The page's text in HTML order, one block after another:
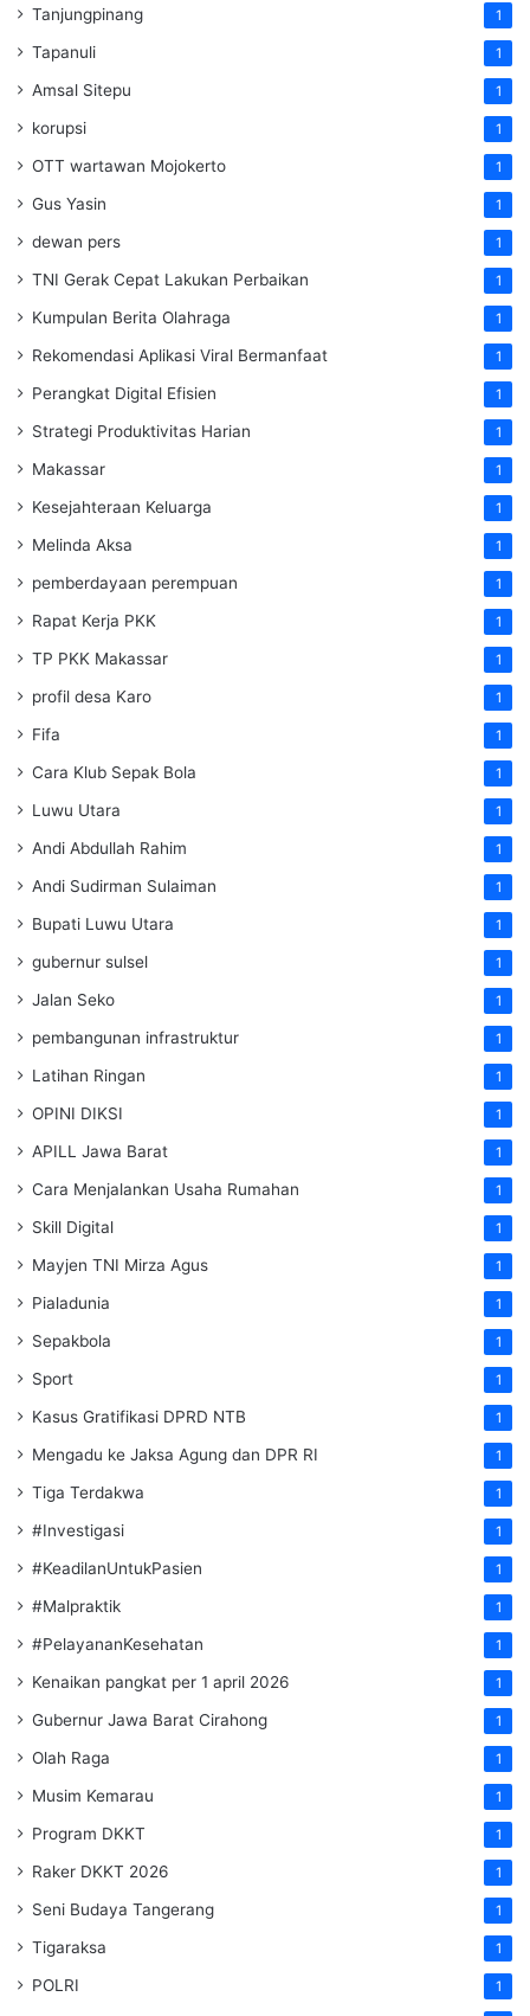
Tanjungpinang 1
Tapanuli 1
Amsal Sitepu 1
korupsi 1
OTT wartawan Mojokerto 1
Gus Yasin 1
dewan pers 1
TNI Gerak Cepat Lakukan Perbaikan 1
Kumpulan Berita Olahraga 1
Rekomendasi Aplikasi Viral Bermanfaat 1
Perangkat Digital Efisien 1
Strategi Produktivitas Harian 1
Makassar 1
Kesejahteraan Keluarga 1
Melinda Aksa 1
pemberdayaan perempuan 1
Rapat Kerja PKK 1
TP PKK Makassar 1
profil desa Karo 1
Fifa 1
Cara Klub Sepak Bola 1
Luwu Utara 1
Andi Abdullah Rahim 1
Andi Sudirman Sulaiman 1
Bupati Luwu Utara 1
gubernur sulsel 1
Jalan Seko 1
pembangunan infrastruktur 1
Latihan Ringan 1
OPINI DIKSI 1
APILL Jawa Barat 1
Cara Menjalankan Usaha Rumahan 1
Skill Digital 1
Mayjen TNI Mirza Agus 1
Pialadunia 1
Sepakbola 1
Sport 1
Kasus Gratifikasi DPRD NTB 1
Mengadu ke Jaksa Agung dan DPR RI 1
Tiga Terdakwa 1
#Investigasi 1
#KeadilanUntukPasien 1
#Malpraktik 1
#PelayananKesehatan 1
Kenaikan pangkat per 1 april 2026 1
Gubernur Jawa Barat Cirahong 1
Olah Raga 1
Musim Kemarau 1
Program DKKT 1
Raker DKKT 2026 1
Seni Budaya Tangerang 1
Tigaraksa 1
POLRI 1